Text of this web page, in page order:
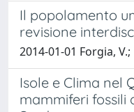
Il popolamento
revisione
2014-01-01 Forgia,
Isole e Clima nel
mammiferi fossili